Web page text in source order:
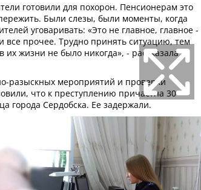
готовили для похорон. Пенсионерам это
Были слезы, были моменты, когда
уговаривать: «Это не главное, главное -
все прочее. Трудно принять ситуацию, тем
их жизни не было никогда», - рассказала
разыскных мероприятий и проверки
что к преступлению причастна 30-
города Сердобска. Ее задержали.